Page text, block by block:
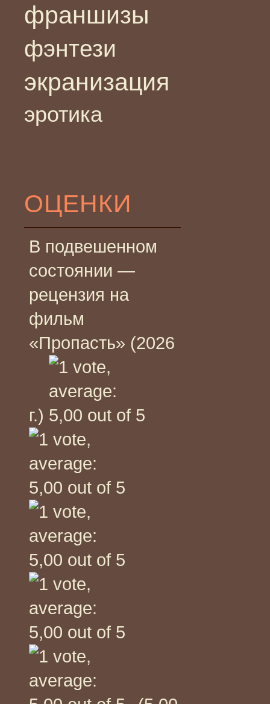
франшизы
фэнтези
экранизация
эротика
ОЦЕНКИ
В подвешенном
состоянии —
рецензия на
фильм
«Пропасть» (2026
г.)